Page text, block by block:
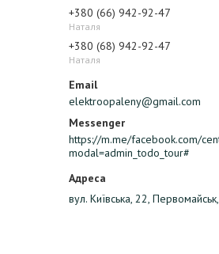
+380 (66) 942-92-47
Наталя
+380 (68) 942-92-47
Наталя
elektroopaleny@gmail.com
https://m.me/facebook.com/
modal=admin_todo_tour#
вул. Київська, 22,